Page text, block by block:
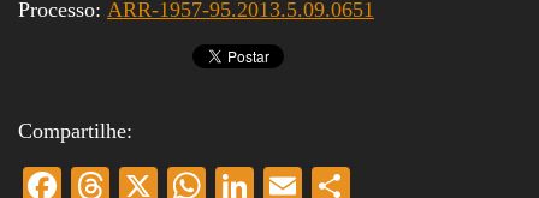
Processo: ARR-1957-95.2013.5.09.0651
Compartilhe:
Fa
T
X
W
Li
E